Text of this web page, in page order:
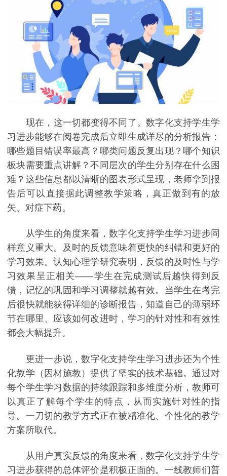
现在，这一切都变得不同了。数字化支持学生学
习进步能够在阅卷完成后立即生成详尽的分析报告：
哪些题目错误率最高？哪类问题反复出现？哪个知识
板块需要重点讲解？不同层次的学生分别存在什么困
难？这些信息都以清晰的图表形式呈现，老师拿到报
告后可以直接据此调整教学策略，真正做到有的放
矢、对症下药。
从学生的角度来看，数字化支持学生学习进步同
样意义重大。及时的反馈意味着更快的纠错和更好的
学习效果。认知心理学研究表明，反馈的及时性与学
习效果呈正相关——学生在完成测试后越快得到反
馈，记忆的巩固和学习调整就越有效。当学生在考完
后很快就能获得详细的诊断报告，知道自己的薄弱环
节在哪里、应该如何改进时，学习的针对性和有效性
都会大幅提升。
更进一步说，数字化支持学生学习进步还为个性
化教学（因材施教）提供了坚实的技术基础。通过对
每个学生学习数据的持续跟踪和多维度分析，教师可
以真正了解每个学生的特点，从而实施针对性的指
导。一刀切的教学方式正在被精准化、个性化的教学
方案所取代。
从用户真实反馈的角度来看，数字化支持学生学
习进步获得的总体评价是积极正面的。一线教师们普